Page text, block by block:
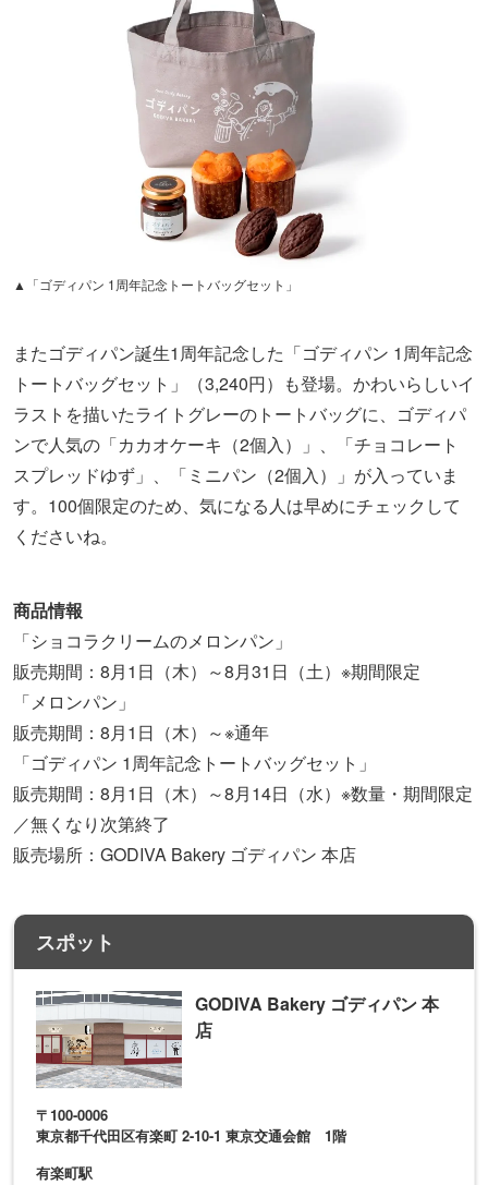
▲「ゴディパン 1周年記念トートバッグセット」
またゴディパン誕生1周年記念した「ゴディパン 1周年記念
トートバッグセット」（3,240円）も登場。かわいらしいイ
ラストを描いたライトグレーのトートバッグに、ゴディパ
ンで人気の「カカオケーキ（2個入）」、「チョコレート
スプレッドゆず」、「ミニパン（2個入）」が入っていま
す。100個限定のため、気になる人は早めにチェックして
くださいね。
商品情報
「ショコラクリームのメロンパン」
販売期間：8月1日（木）～8月31日（土）※期間限定
「メロンパン」
販売期間：8月1日（木）～※通年
「ゴディパン 1周年記念トートバッグセット」
販売期間：8月1日（木）～8月14日（水）※数量・期間限定
／無くなり次第終了
販売場所：GODIVA Bakery ゴディパン 本店
スポット
GODIVA Bakery ゴディパン 本
店
〒100-0006
東京都千代田区有楽町 2-10-1 東京交通会館 1階
有楽町駅